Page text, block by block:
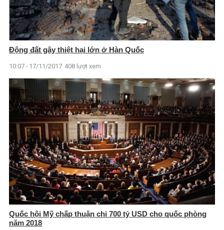
Động đất gây thiệt hại lớn ở Hàn Quốc
10:07 - 17/11/2017 408 lượt xem
Quốc hội Mỹ chấp thuận chi 700 tỷ USD cho quốc phòng
năm 2018